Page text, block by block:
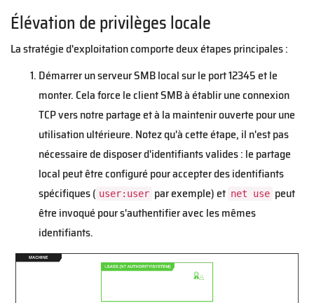
Élévation de privilèges locale
La stratégie d'exploitation comporte deux étapes principales :
Démarrer un serveur SMB local sur le port 12345 et le
monter. Cela force le client SMB à établir une connexion
TCP vers notre partage et à la maintenir ouverte pour une
utilisation ultérieure. Notez qu'à cette étape, il n'est pas
nécessaire de disposer d'identifiants valides : le partage
local peut être configuré pour accepter des identifiants
spécifiques ( user:user par exemple) et net use peut
être invoqué pour s'authentifier avec les mêmes
identifiants.